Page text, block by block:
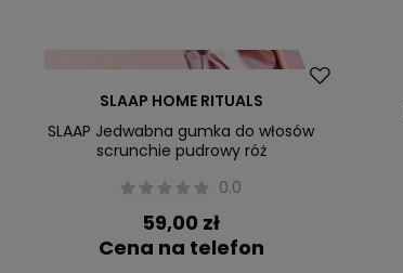
SLAAP HOME RITUALS
SLAAP Jedwabna gumka do włosów
scrunchie pudrowy róż
0.0
59,00 zł
Cena na telefon